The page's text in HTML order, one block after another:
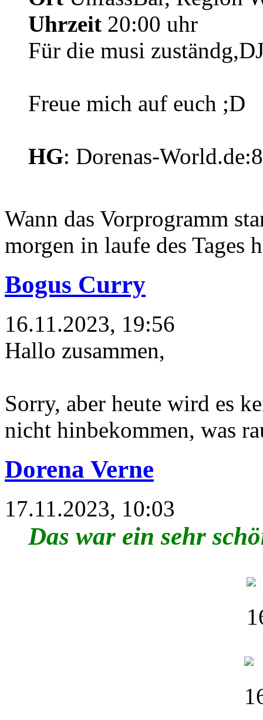
Uhrzeit 20:00 uhr
Für die musi
Freue mich auf euch ;D
HG: Dorenas-
Wann das Vorprogramm
morgen in laufe des Tages
Bogus Curry
16.11.2023, 19:56
Hallo zusammen,
Sorry, aber heute wird es
nicht hinbekommen, was
Dorena Verne
17.11.2023, 10:03
Das war ein sehr